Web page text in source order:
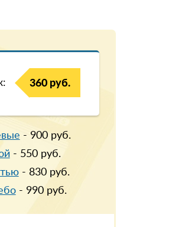
360 руб.
- 900руб.
- 550руб.
- 830руб.
- 990руб.